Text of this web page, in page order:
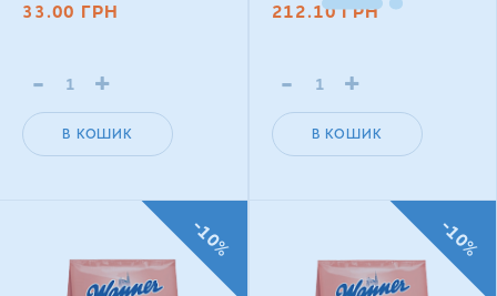
33.00 ГРН
- +
В КОШИК
212.10ГРН
- +
В КОШИК
-10% -10%